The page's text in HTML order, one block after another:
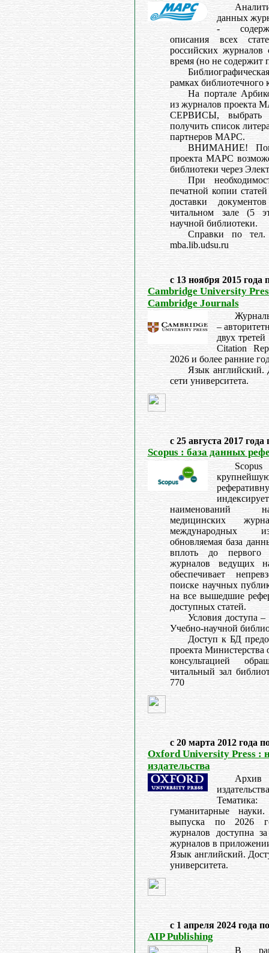
данных
-
описания всех
российских
время (но не содержит
рамках
На портале
из журналов проекта
СЕРВИСЫ, выбрать
получить список
партнеров МАРС.
ВНИМАНИЕ!
проекта МАРС
библиотеки через
При
печатной копии
доставки
читальном зале (5
научной библиотеки.
Справки по тел.
mba.lib.udsu.ru
с 13 ноября 2015 года
Cambridge University
Cambridge Journals
–
двух
Citation
2026 и более ранние
Язык английский.
сети университета.
с 25 августа 2017
Scopus : база данных
наименований
медицинских
международных
обновляемая база
вплоть до первого
журналов ведущих
обеспечивает
поиске научных
на все вышедшие
доступных статей.
Условия доступа
Учебно-научной
Доступ к БД
проекта Министерства
консультацией
читальный зал
770
с 20 марта 2012 года
Oxford University Press :
издательства
гуманитарные
выпуска по 2026
журналов доступна
журналов в
Язык английский.
университета.
с 1 апреля 2024 года
AIP Publishing
В